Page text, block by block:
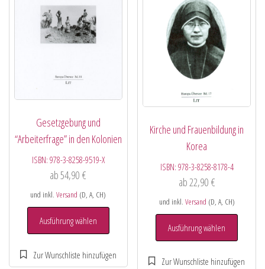
Gesetzgebung und
“Arbeiterfrage” in den Kolonien
ISBN: 978-3-8258-9519-X
ab54,90€
und inkl.Versand (D, A, CH)
Ausführung wählen
Kirche und Frauenbildung in
Korea
ISBN: 978-3-8258-8178-4
ab22,90 €
und inkl. Versand (D, A, CH)
Ausführung wählen